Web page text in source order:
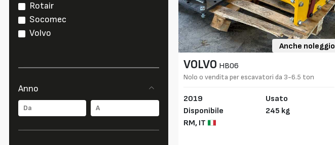
Rotair
Socomec
Volvo
Anno
Anche noleggio
VOLVO HB06
Nolo o vendita per escavatori da 3-6.5 ton
2019
Disponibile
RM,IT
Usato
245 kg